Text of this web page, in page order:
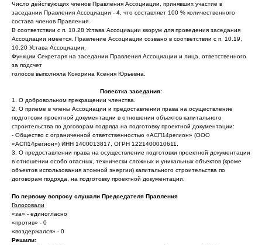
Число действующих членов Правления Ассоциации, принявших участие в
заседании Правления Ассоциации - 4, что составляет 100 % количественного
состава членов Правления.
В соответствии с п. 10.28 Устава Ассоциации кворум для проведения заседания
Ассоциации имеется. Правление Ассоциации созвано в соответствии с п. 10.19,
10.20 Устава Ассоциации.
Функции Секретаря на заседании Правления Ассоциации и лица, ответственного
за подсчет
голосов выполняла Кокорина Ксения Юрьевна.
Повестка заседания:
1. О добровольном прекращении членства.
2. О приеме в члены Ассоциации и предоставлении права на осуществление
подготовки проектной документации в отношении объектов капитального
строительства по договорам подряда на подготовку проектной документации:
- Общество с ограниченной ответственностью «АСП14регион» (ООО
«АСП14регион») ИНН 1400013817, ОГРН 1221400010611.
3. О предоставлении права на осуществление подготовки проектной документации
в отношении особо опасных, технически сложных и уникальных объектов (кроме
объектов использования атомной энергии) капитального строительства по
договорам подряда, на подготовку проектной документации.
По первому вопросу слушали Председателя Правления
Голосовали
«за» - единогласно
«против» - 0
«воздержался» - 0
Решили: